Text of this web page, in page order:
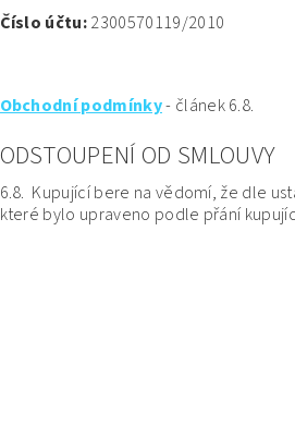
Číslo účtu:2300570119/2010
Obchodní podmínky- článek 6.8.
ODSTOUPENÍ OD SMLOUVY
6.8. Kupující bere na vědomí, že dle
které bylo upraveno podle přání